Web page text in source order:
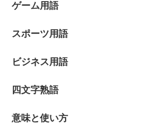
ゲーム用語
スポーツ用語
ビジネス用語
四文字熟語
意味と使い方